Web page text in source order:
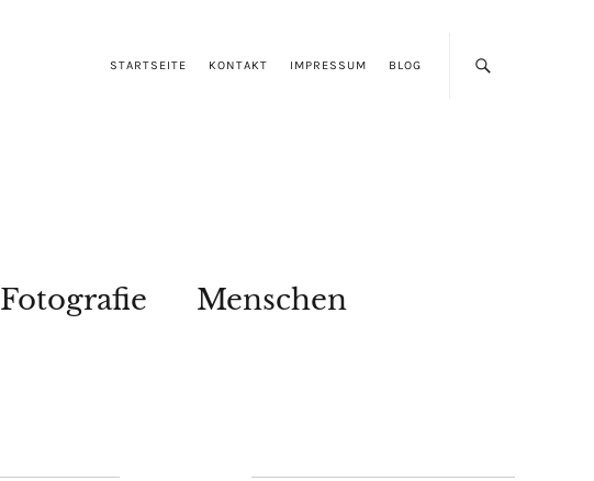
STARTSEITE KONTAKT IMPRESSUM BLOG
Fotografie Menschen